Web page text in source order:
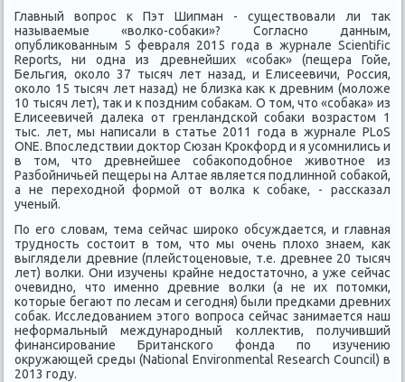
Главный вопрос к Пэт Шипман - существовали ли так
называемые «волко-собаки»? Согласно данным,
опубликованным 5 февраля 2015 года в журнале Scientific
Reports, ни одна из древнейших «собак» (пещера Гойе,
Бельгия, около 37 тысяч лет назад, и Елисеевичи, Россия,
около 15 тысяч лет назад) не близка как к древним (моложе
10 тысяч лет), так и к поздним собакам. О том, что «собака» из
Елисеевичей далека от гренландской собаки возрастом 1
тыс. лет, мы написали в статье 2011 года в журнале PLoS
ONE. Впоследствии доктор Сюзан Крокфорд и я усомнились и
в том, что древнейшее собакоподобное животное из
Разбойничьей пещеры на Алтае является подлинной собакой,
а не переходной формой от волка к собаке, - рассказал
ученый.
По его словам, тема сейчас широко обсуждается, и главная
трудность состоит в том, что мы очень плохо знаем, как
выглядели древние (плейстоценовые, т.е. древнее 20 тысяч
лет) волки. Они изучены крайне недостаточно, а уже сейчас
очевидно, что именно древние волки (а не их потомки,
которые бегают по лесам и сегодня) были предками древних
собак. Исследованием этого вопроса сейчас занимается наш
неформальный международный коллектив, получивший
финансирование Британского фонда по изучению
окружающей среды (National Environmental Research Council) в
2013 году.